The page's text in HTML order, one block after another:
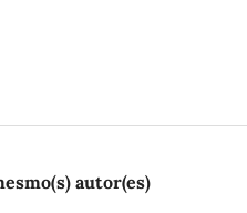
autor(es)